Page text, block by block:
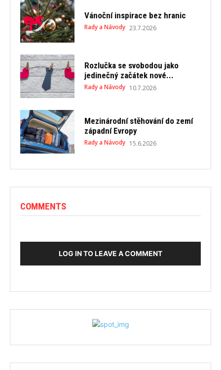
Vánoční inspirace bez hranic
Rady a Návody 23.7.2026
Rozlučka se svobodou jako
jedinečný začátek nové...
Rady a Návody 10.7.2026
Mezinárodní stěhování do zemí
západní Evropy
Rady a Návody 15.6.2026
COMMENTS
LOG IN TO LEAVE A COMMENT